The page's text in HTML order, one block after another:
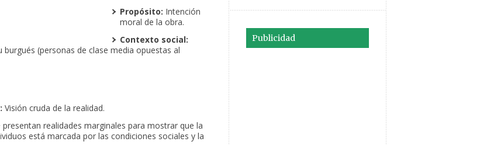
Propósito: Intención
moral de la obra.
Contexto social:
burgués (personas de clase media opuestas al
Visión cruda de la realidad.
presentan realidades marginales para mostrar que la
está marcada por las condiciones sociales y la
Publicidad